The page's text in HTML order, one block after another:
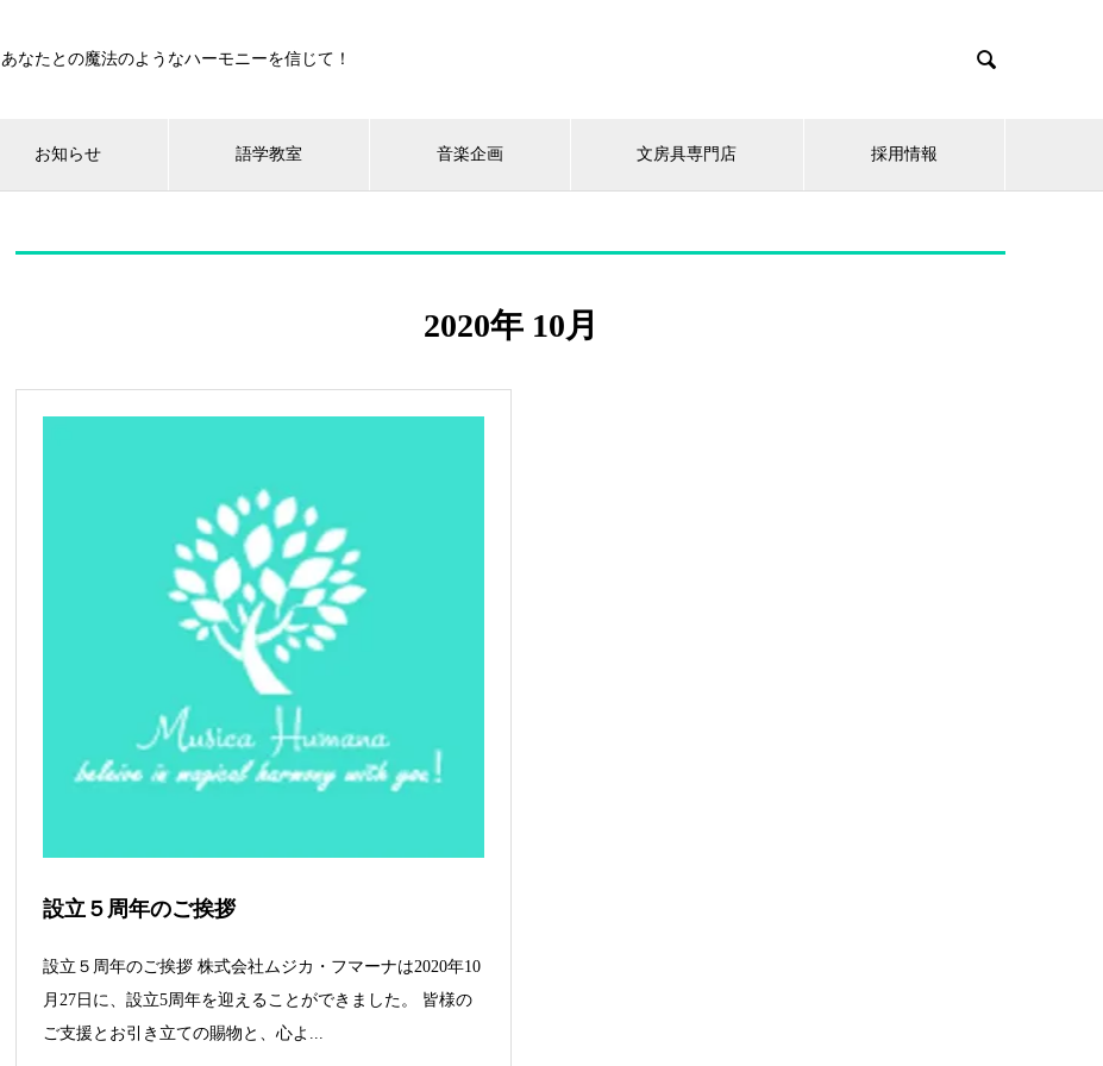
あなたとの魔法のようなハーモニーを信じて！ 
お知らせ 語学教室 音楽企画 文房具専門店 採用情報
2020年 10月
設立５周年のご挨拶
設立５周年のご挨拶 株式会社ムジカ・フマーナは2020年10
月27日に、設立5周年を迎えることができました。 皆様の
ご支援とお引き立ての賜物と、心よ...